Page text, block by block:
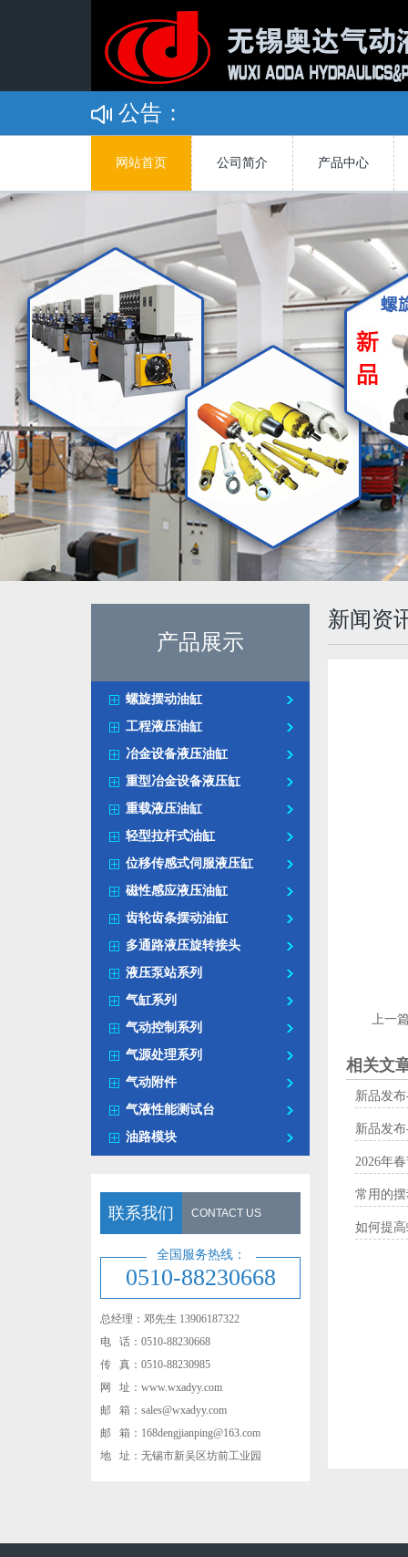
公告：
网站首页 公司简介 产品中心
产品展示
螺旋摆动油缸
工程液压油缸
冶金设备液压油缸
重型冶金设备液压缸
重载液压油缸
轻型拉杆式油缸
位移传感式伺服液压缸
磁性感应液压油缸
齿轮齿条摆动油缸
多通路液压旋转接头
液压泵站系列
气缸系列
气动控制系列
气源处理系列
气动附件
气液性能测试台
油路模块
联系我们 CONTACT US
0510-88230668
全国服务热线：
总经理：邓先生 13906187322
电 话：0510-88230668
传 真：0510-88230985
网 址：www.wxadyy.com
邮 箱：sales@wxadyy.com
邮 箱：168dengjianping@163.com
地 址：无锡市新吴区坊前工业园
新闻资
上一
相关文
新品发
新品发
2026年
常用的
如何提